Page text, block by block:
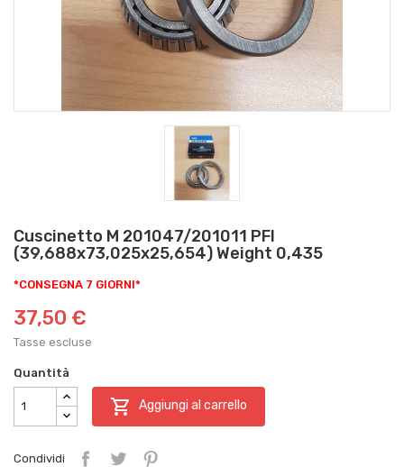
Cuscinetto M 201047/201011 PFI
(39,688x73,025x25,654) Weight 0,435
*CONSEGNA 7 GIORNI*
37,50 €
Tasse escluse
Quantità
 Aggiungi al carrello
Condividi